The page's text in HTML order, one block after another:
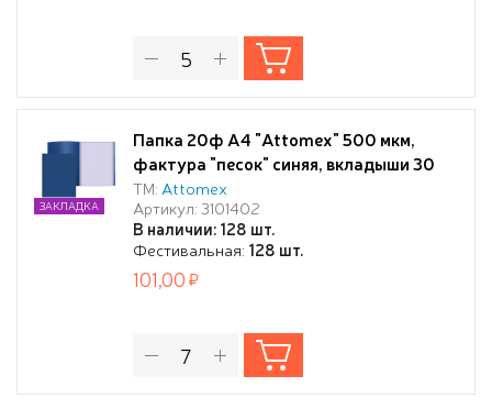
Папка 20ф А4 "Attomex" 500 мкм,
фактура "песок" синяя, вкладыши 30
мкм
ТМ: Attomex
Артикул: 3101402
В наличии: 128 шт.
Фестивальная: 128 шт.
ЗАКЛАДКА
101,00